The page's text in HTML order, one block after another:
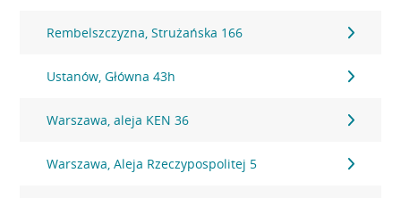
Rembelszczyzna, Strużańska 166
Ustanów, Główna 43h
Warszawa, aleja KEN 36
Warszawa, Aleja Rzeczypospolitej 5